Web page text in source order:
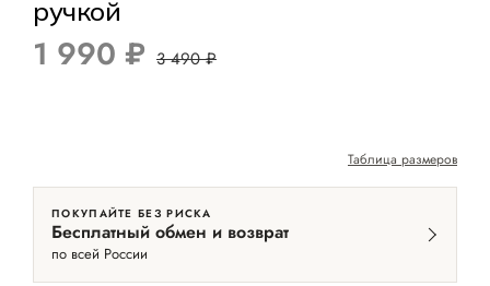
ручкой
1 990 ₽ 3 490 ₽
Таблица размеров
ПОКУПАЙТЕ БЕЗ РИСКА
Бесплатный обмен и возврат
по всей России